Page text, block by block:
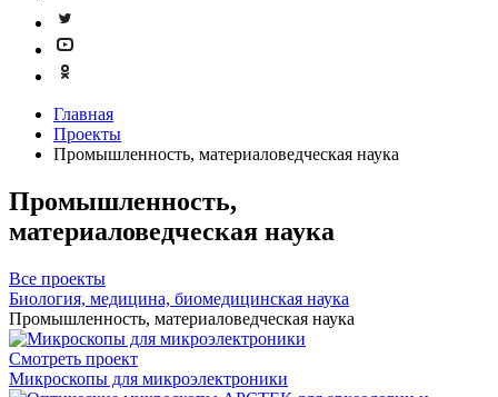
Главная
Проекты
Промышленность, материаловедческая наука
Промышленность,
материаловедческая наука
Все проекты
Биология, медицина, биомедицинская наука
Промышленность, материаловедческая наука
Смотреть проект
Микроскопы для микроэлектроники